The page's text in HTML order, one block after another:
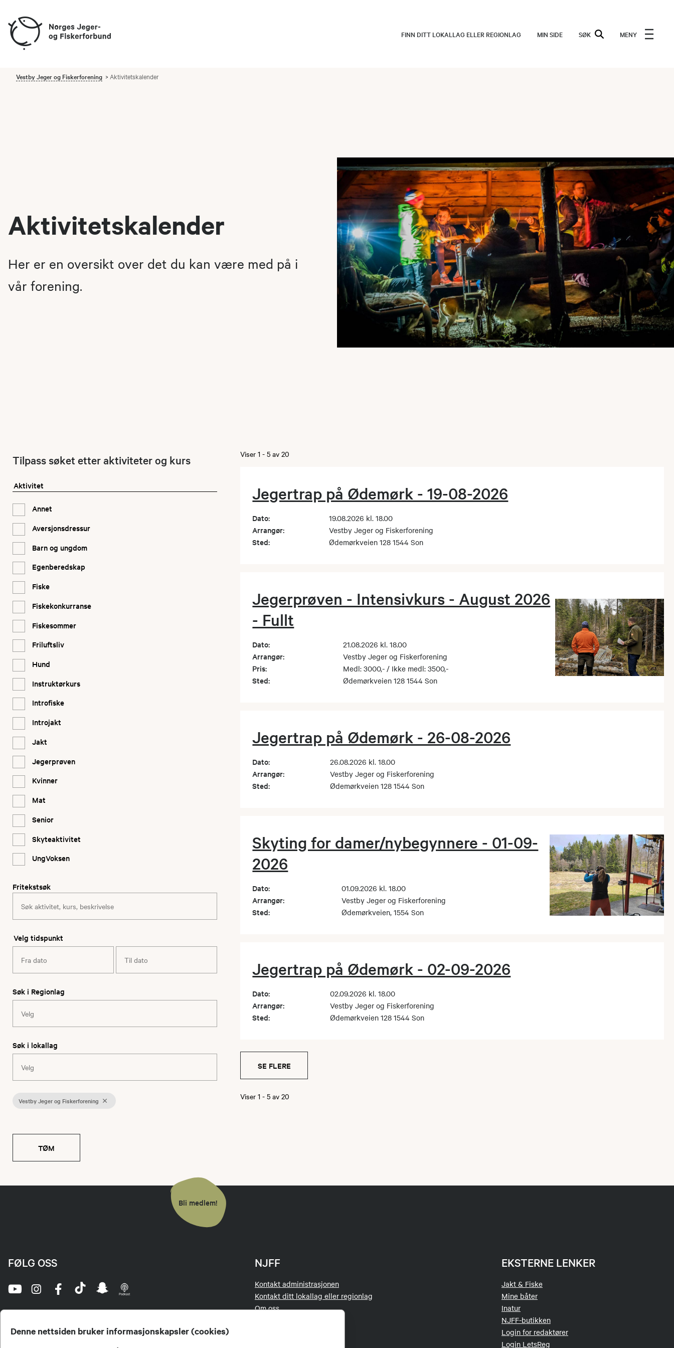
Denne nettsiden bruker informasjonskapsler (cookies)
FINN DITT LOKALLAG ELLER REGIONLAG MIN SIDE SØK MENY
Vestby Jeger og Fiskerforening Aktivitetskalender
Aktivitetskalender
Her er en oversikt over det du kan være med på i
vår forening.
Tilpass søket etter aktiviteter og kurs
Aktivitet
Annet
Aversjonsdressur
Barn og ungdom
Egenberedskap
Fiske
Fiskekonkurranse
Fiskesommer
Friluftsliv
Hund
Instruktørkurs
Introfiske
Introjakt
Jakt
Jegerprøven
Kvinner
Mat
Senior
Skyteaktivitet
UngVoksen
Fritekstsøk
Velg tidspunkt
Søk i Regionlag
Søk i lokallag
Vestby Jeger og Fiskerforening
TØM
Viser1- 5av20
Jegertrap på Ødemørk - 19-08-2026
Dato: 19.08.2026 kl. 18.00
Arrangør: Vestby Jeger og Fiskerforening
Sted: Ødemørkveien 128 1544 Son
Jegerprøven - Intensivkurs - August 2026
- Fullt
Dato: 21.08.2026 kl. 18.00
Arrangør: Vestby Jeger og Fiskerforening
Pris: Medl: 3000,- / Ikke medl: 3500,-
Sted: Ødemørkveien 128 1544 Son
Jegertrap på Ødemørk - 26-08-2026
Dato: 26.08.2026 kl. 18.00
Arrangør: Vestby Jeger og Fiskerforening
Sted: Ødemørkveien 128 1544 Son
Skyting for damer/nybegynnere - 01-09-
2026
Dato: 01.09.2026 kl. 18.00
Arrangør: Vestby Jeger og Fiskerforening
Sted: Ødemørkveien, 1554 Son
Jegertrap på Ødemørk - 02-09-2026
Dato: 02.09.2026 kl. 18.00
Arrangør: Vestby Jeger og Fiskerforening
Sted: Ødemørkveien 128 1544 Son
SE FLERE
Viser1- 5av20
Bli medlem!
NJFF
Kontakt administrasjonen
Kontakt ditt lokallag eller regionlag
Om oss
EKSTERNE LENKER
Jakt & Fiske
Mine båter
Inatur
NJFF-butikken
Login for redaktører
Login LetsReg
FØLG OSS